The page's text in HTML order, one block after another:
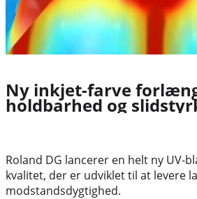
Ny inkjet-farve
holdbarhed og
Roland DG lancerer en helt ny UV-
kvalitet, der er udviklet til at levere
modstandsdygtighed.